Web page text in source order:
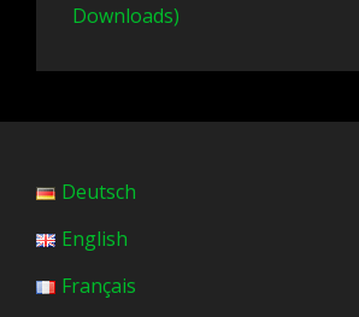
Downloads)
Deutsch
English
Français